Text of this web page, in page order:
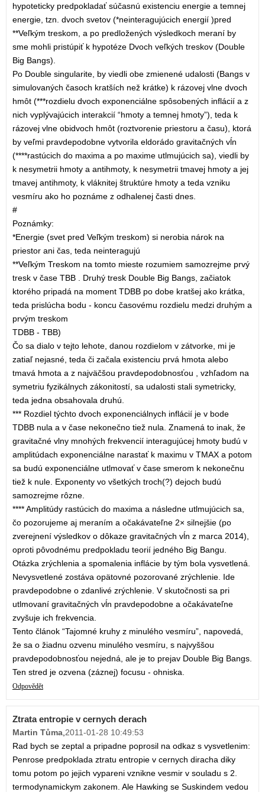
hypoteticky predpokladať súčasnú existenciu energie a temnej
energie, tzn. dvoch svetov (*neinteragujúcich energií )pred
**Veľkým treskom, a po predložených výsledkoch meraní by
sme mohli pristúpiť k hypotéze Dvoch veľkých treskov (Double
Big Bangs).
Po Double singularite, by viedli obe zmienené udalosti (Bangs v
simulovaných časoch kratších než krátke) k rázovej vlne dvoch
hmôt (***rozdielu dvoch exponenciálne spôsobených inflácií a z
nich vyplývajúcich interakcií “hmoty a temnej hmoty”), teda k
rázovej vlne obidvoch hmôt (roztvorenie priestoru a času), ktorá
by veľmi pravdepodobne vytvorila eldorádo gravitačných vĺn
(****rastúcich do maxima a po maxime utlmujúcich sa), viedli by
k nesymetrii hmoty a antihmoty, k nesymetrii tmavej hmoty a jej
tmavej antihmoty, k vláknitej štruktúre hmoty a teda vzniku
vesmíru ako ho poznáme z odhalenej časti dnes.
#
Poznámky:
*Energie (svet pred Veľkým treskom) si nerobia nárok na
priestor ani čas, teda neinteragujú
**Veľkým Treskom na tomto mieste rozumiem samozrejme prvý
tresk v čase TBB . Druhý tresk Double Big Bangs, začiatok
ktorého pripadá na moment TDBB po dobe kratšej ako krátka,
teda prislúcha bodu - koncu časovému rozdielu medzi druhým a
prvým treskom
TDBB - TBB)
Čo sa dialo v tejto lehote, danou rozdielom v zátvorke, mi je
zatiaľ nejasné, teda či začala existenciu prvá hmota alebo
tmavá hmota a z najväčšou pravdepodobnosťou , vzhľadom na
symetriu fyzikálnych zákonitostí, sa udalosti stali symetricky,
teda jedna obsahovala druhú.
*** Rozdiel týchto dvoch exponenciálnych inflácií je v bode
TDBB nula a v čase nekonečno tiež nula. Znamená to inak, že
gravitačné vlny mnohých frekvencií interagujúcej hmoty budú v
amplitúdach exponenciálne narastať k maximu v TMAX a potom
sa budú exponenciálne utlmovať v čase smerom k nekonečnu
tiež k nule. Exponenty vo všetkých troch(?) dejoch budú
samozrejme rôzne.
**** Amplitúdy rastúcich do maxima a následne utlmujúcich sa,
čo pozorujeme aj meraním a očakávateľne 2× silnejšie (po
zverejnení výsledkov o dôkaze gravitačných vĺn z marca 2014),
oproti pôvodnému predpokladu teorií jedného Big Bangu.
Otázka zrýchlenia a spomalenia inflácie by tým bola vysvetlená.
Nevysvetlené zostáva opätovné pozorované zrýchlenie. Ide
pravdepodobne o zdanlivé zrýchlenie. V skutočnosti sa pri
utlmovaní gravitačných vĺn pravdepodobne a očakávateľne
zvyšuje ich frekvencia.
Tento článok “Tajomné kruhy z minulého vesmíru”, napovedá,
že sa o žiadnu ozvenu minulého vesmíru, s najvyššou
pravdepodobnosťou nejedná, ale je to prejav Double Big Bangs.
Ten stred je ozvena (záznej) focusu - ohniska.
Odpovědět
Ztrata entropie v cernych derach
Martin Tůma 2011-01-28 10:49:53
Rad bych se zeptal a pripadne poprosil na odkaz s vysvetlenim:
Penrose predpoklada ztratu entropie v cernych diracha diky
tomu potom po jejich vypareni vznikne vesmir v souladu s 2.
termodynamickym zakonem. Ale Hawking se Suskindem vedou